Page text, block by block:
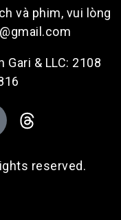
và phim, vui lòng
& LLC: 2108
reserved.